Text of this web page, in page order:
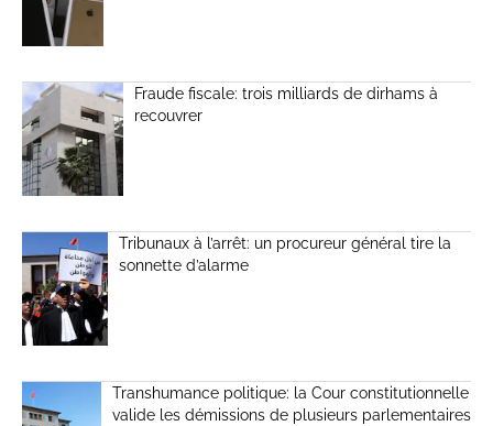
Fraude fiscale: trois milliards de dirhams à
recouvrer
Tribunaux à l’arrêt: un procureur général tire la
sonnette d’alarme
Transhumance politique: la Cour constitutionnelle
valide les démissions de plusieurs parlementaires